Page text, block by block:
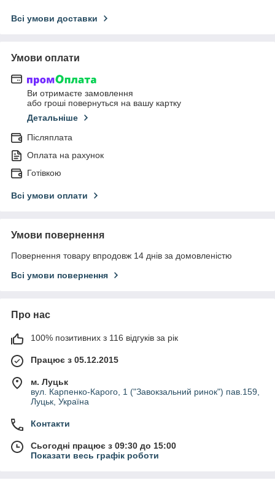
Всі умови доставки
Умови оплати
Ви отримаєте замовлення
або гроші повернуться на вашу картку
Детальніше
Післяплата
Оплата на рахунок
Готівкою
Всі умови оплати
Умови повернення
Повернення товару впродовж 14 днів за домовленістю
Всі умови повернення
Про нас
100% позитивних з 116 відгуків за рік
Працює з 05.12.2015
м. Луцьк
вул. Карпенко-Карого, 1 ("Завокзальний ринок") пав.159,
Луцьк, Україна
Контакти
Сьогодні працює з 09:30 до 15:00
Показати весь графік роботи